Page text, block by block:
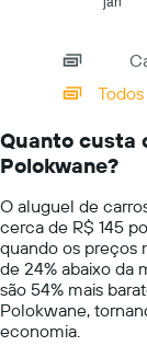
barato
aluguel
carro
para
as
empresas
fornecidas
displaying
categories.
categories.
The
has
1
Y
axis
displaying
values.
Range:
Quanto custa
Polokwane?
O aluguel de
cerca de R$ 145
quando os preços
de 24% abaixo da
são 54% mais
Polokwane,
economia.